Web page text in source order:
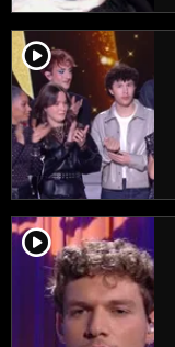
player2
player2